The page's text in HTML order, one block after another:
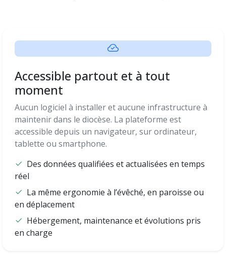
Accessible partout et à tout
moment
Aucun logiciel à installer et aucune infrastructure à
maintenir dans le diocèse. La plateforme est
accessible depuis un navigateur, sur ordinateur,
tablette ou smartphone.
Des données qualifiées et actualisées en temps
réel
La même ergonomie à l’évêché, en paroisse ou
en déplacement
Hébergement, maintenance et évolutions pris
en charge